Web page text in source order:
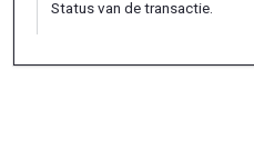
Status van de transactie.